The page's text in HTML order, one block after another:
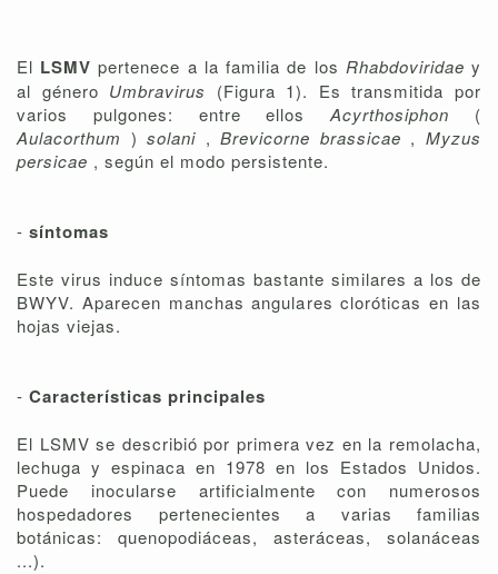
El LSMV pertenece a la familia de los Rhabdoviridaey
al género Umbravirus (Figura 1). Es transmitida por
varios pulgones: entre ellosAcyrthosiphon (
Aulacorthum )solani ,Brevicorne brassicae ,Myzus
persicae , según el modo persistente.
- síntomas
Este virus induce síntomas bastante similares a los de
BWYV. Aparecen manchas angulares cloróticas en las
hojas viejas.
- Características principales
El LSMV se describió por primera vez en la remolacha,
lechuga y espinaca en 1978 en los Estados Unidos.
Puede inocularse artificialmente con numerosos
hospedadores pertenecientes a varias familias
botánicas: quenopodiáceas, asteráceas, solanáceas
...).